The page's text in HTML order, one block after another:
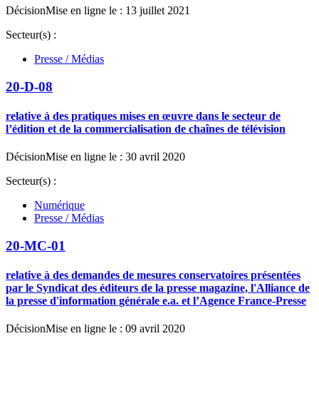
DécisionMise en ligne le : 13 juillet 2021
Secteur(s) :
Presse / Médias
20-D-08
relative à des pratiques mises en œuvre dans le secteur de
l’édition et de la commercialisation de chaînes de télévision
DécisionMise en ligne le : 30 avril 2020
Secteur(s) :
Numérique
Presse / Médias
20-MC-01
relative à des demandes de mesures conservatoires présentées
par le Syndicat des éditeurs de la presse magazine, l'Alliance de
la presse d'information générale e.a. et l’Agence France-Presse
DécisionMise en ligne le : 09 avril 2020